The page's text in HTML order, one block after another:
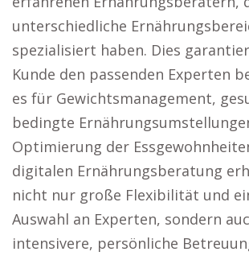
unterschiedliche
spezialisiert haben. Dies
Kunde den passenden Experten
es für Gewichtsmanagement,
bedingte
Optimierung der
digitalen Ernährungsberatung
nicht nur große Flexibilität und
Auswahl an Experten, sondern
intensivere, persönliche